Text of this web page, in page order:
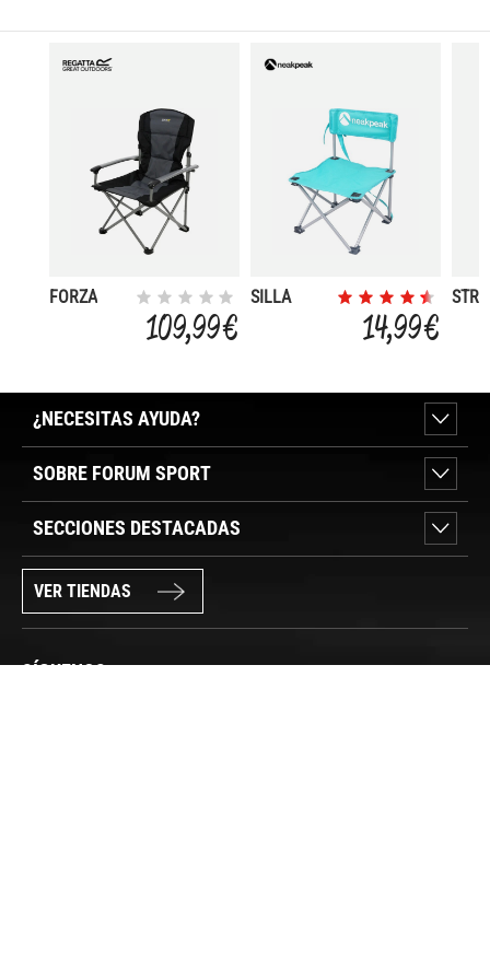
FORZA
109,99 €
SILLA
14,99 €
¿NECESITAS AYUDA?
SOBRE FORUM SPORT
SECCIONES DESTACADAS
VER TIENDAS
SÍGUENOS